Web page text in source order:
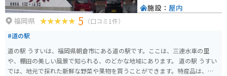
福岡県 5 （口コミ1件）
#道の駅
道の駅 うすいは、福岡県朝倉市にある道の駅です。ここは、三連水車の里
や、棚田の美しい風景で知られる、のどかな地域にあります。 道の駅 うすい
では、地元で採れた新鮮な野菜や果物を買うことができます。特産品は、ぶ
施設： 屋内